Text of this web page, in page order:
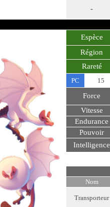
-
Espèce
Région
Rareté
PC
15
Force
Vitesse
Endurance
Pouvoir
Intelligence
Nom
Transporteur